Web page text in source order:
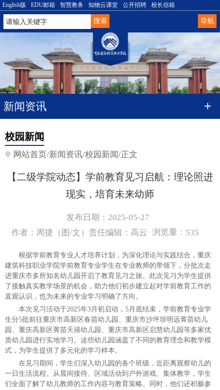
English版 EDU邮箱 智慧教务 知物云课堂 公开招聘 校长信箱
导航
新闻资讯
校园新闻
网站首页/新闻资讯/校园新闻/正文
【二级学院动态】学前教育见习启航：理论照进
现实，培育未来幼师
发布日期：2025-05-27
作者：周捷（图/文）责任编辑：高云 浏览量： 535
根据学前教育专业人才培养计划，为深化理论与实践结合，重庆
建筑科技职业学院学前教育专业学生在专业教师的带领下，分批次走
进重庆市多所知名幼儿园开启了教育见习之旅。此次见习为学生提供
了接触真实教学场景的机会，助力他们初步建立起对学前教育工作的
直观认识，也为未来的专业学习明确了方向。
本次见习活动于2025年3月初启动，5月底结束，学前教育专业学
生分5批前往重庆市高新区春苗幼儿园、重庆市沙坪坝明远菁苗幼儿
园、重庆高新区菁苗天禧幼儿园、重庆市高新区启慧幼儿园等多家优
质幼儿园进行实地学习。这些幼儿园涵盖了不同的教育理念和教学模
式，为学生提供了多元化的学习样本。
在见习期间，学生们深入幼儿园的各个班级，近距离观察幼儿的
一日生活流程。从晨间接待、区域活动到户外游戏、集体教学，学生
们全面了解了幼儿教师的工作内容与教育策略。同时，他们还积极参